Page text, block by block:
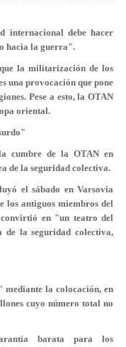
internacional debe hacer
hacia la guerra".
la militarización de los
una provocación que pone
Pese a esto, la OTAN
oriental.
cumbre de la OTAN en
de la seguridad colectiva.
el sábado en Varsovia
los antiguos miembros del
convirtió en "un teatro del
la seguridad colectiva,
la colocación, en
cuyo número total no
barata para los